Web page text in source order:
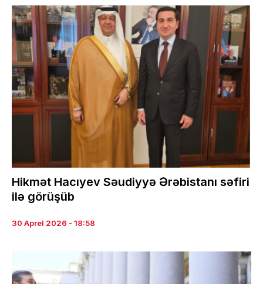
Hikmət Hacıyev Səudiyyə Ərəbistanı səfiri
ilə görüşüb
30 Aprel 2026 - 18:58